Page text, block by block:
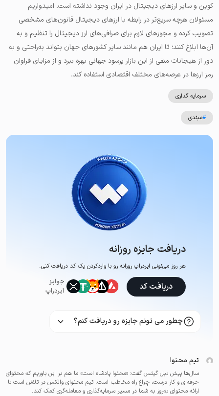
کوین و سایر ارزهای دیجیتال در ایران وجود نداشته است. امیدواریم
مسئولان هرچه سریع‌تر در رابطه با ارزهای دیجیتال قانون‌های مشخصی
تصویب کرده و مجوزهای لازم برای صرافی‌های ارز دیجیتال را تنظیم و به
آن‌ها ابلاغ کنند؛ تا ایران هم مانند سایر کشورهای جهان بتواند به‌راحتی و به
دور از هیجانات منفی از این بازار پرسود جهانی بهره ببرد و از مزایای فراوان
رمز ارزها در عرصه‌‌های مختلف اقتصادی استفاده کند.
سرمایه گذاری
#مبتدی
دریافت جایزه روزانه
هر روز می‌تونی ایردراپ روزانه رو با وارد‌کردن یک کد دریافت کنی.
جوایز
ایردراپ
دریافت کد
چطور می تونم جایزه رو دریافت کنم؟
تیم محتوا
سال‌ها پیش بیل گیتس گفت: «محتوا پادشاه است» ما هم بر این باوریم که محتوای
حرفه‌ای و کار درست، چراغ راه مخاطب است. تیم محتوای والکس در تلاش است با
ارائه محتوای به‌روز به شما در مسیر سرمایه‌گذاری و معامله‌گری کمک کند.